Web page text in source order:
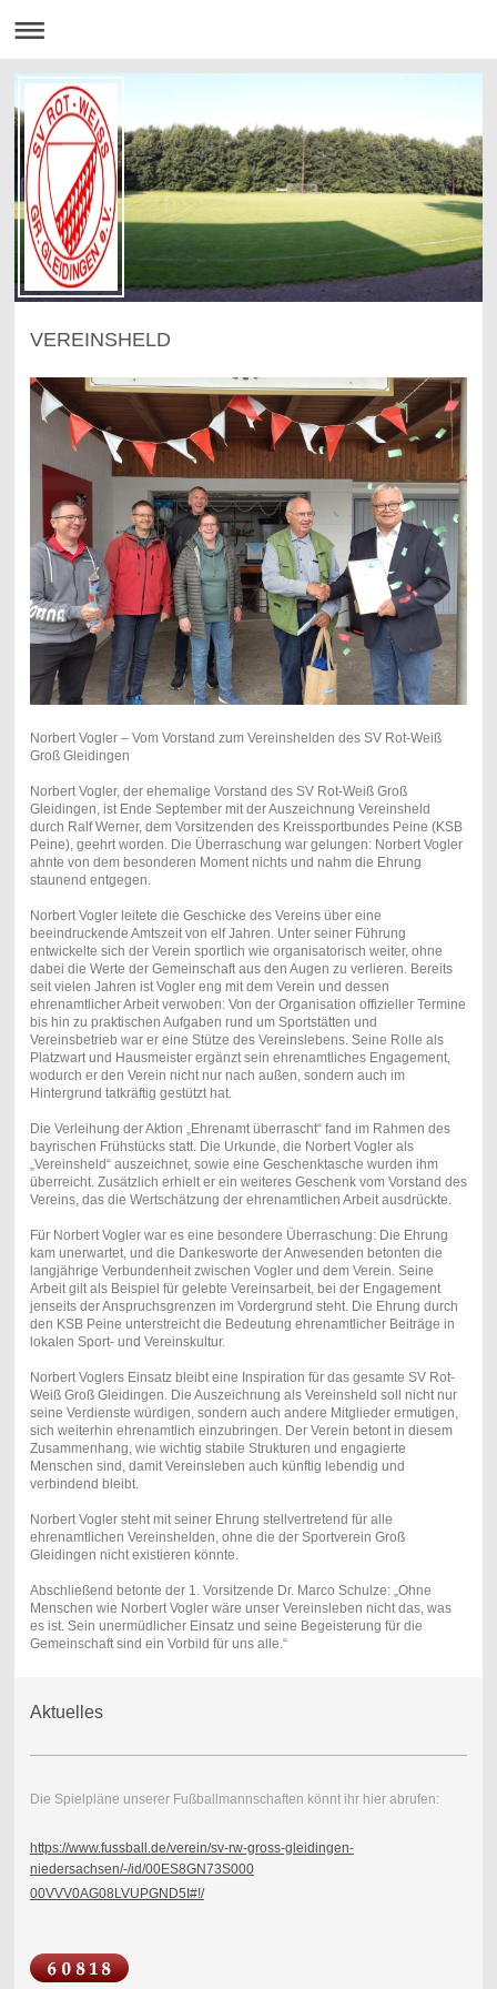
VEREINSHELD
Norbert Vogler – Vom Vorstand zum Vereinshelden des SV Rot-Weiß
Groß Gleidingen
Norbert Vogler, der ehemalige Vorstand des SV Rot-Weiß Groß
Gleidingen, ist Ende September mit der Auszeichnung Vereinsheld
durch Ralf Werner, dem Vorsitzenden des Kreissportbundes Peine (KSB
Peine), geehrt worden. Die Überraschung war gelungen: Norbert Vogler
ahnte von dem besonderen Moment nichts und nahm die Ehrung
staunend entgegen.
Norbert Vogler leitete die Geschicke des Vereins über eine
beeindruckende Amtszeit von elf Jahren. Unter seiner Führung
entwickelte sich der Verein sportlich wie organisatorisch weiter, ohne
dabei die Werte der Gemeinschaft aus den Augen zu verlieren. Bereits
seit vielen Jahren ist Vogler eng mit dem Verein und dessen
ehrenamtlicher Arbeit verwoben: Von der Organisation offizieller Termine
bis hin zu praktischen Aufgaben rund um Sportstätten und
Vereinsbetrieb war er eine Stütze des Vereinslebens. Seine Rolle als
Platzwart und Hausmeister ergänzt sein ehrenamtliches Engagement,
wodurch er den Verein nicht nur nach außen, sondern auch im
Hintergrund tatkräftig gestützt hat.
Die Verleihung der Aktion „Ehrenamt überrascht“ fand im Rahmen des
bayrischen Frühstücks statt. Die Urkunde, die Norbert Vogler als
„Vereinsheld“ auszeichnet, sowie eine Geschenktasche wurden ihm
überreicht. Zusätzlich erhielt er ein weiteres Geschenk vom Vorstand des
Vereins, das die Wertschätzung der ehrenamtlichen Arbeit ausdrückte.
Für Norbert Vogler war es eine besondere Überraschung: Die Ehrung
kam unerwartet, und die Dankesworte der Anwesenden betonten die
langjährige Verbundenheit zwischen Vogler und dem Verein. Seine
Arbeit gilt als Beispiel für gelebte Vereinsarbeit, bei der Engagement
jenseits der Anspruchsgrenzen im Vordergrund steht. Die Ehrung durch
den KSB Peine unterstreicht die Bedeutung ehrenamtlicher Beiträge in
lokalen Sport- und Vereinskultur.
Norbert Voglers Einsatz bleibt eine Inspiration für das gesamte SV Rot-
Weiß Groß Gleidingen. Die Auszeichnung als Vereinsheld soll nicht nur
seine Verdienste würdigen, sondern auch andere Mitglieder ermutigen,
sich weiterhin ehrenamtlich einzubringen. Der Verein betont in diesem
Zusammenhang, wie wichtig stabile Strukturen und engagierte
Menschen sind, damit Vereinsleben auch künftig lebendig und
verbindend bleibt.
Norbert Vogler steht mit seiner Ehrung stellvertretend für alle
ehrenamtlichen Vereinshelden, ohne die der Sportverein Groß
Gleidingen nicht existieren könnte.
Abschließend betonte der 1. Vorsitzende Dr. Marco Schulze: „Ohne
Menschen wie Norbert Vogler wäre unser Vereinsleben nicht das, was
es ist. Sein unermüdlicher Einsatz und seine Begeisterung für die
Gemeinschaft sind ein Vorbild für uns alle.“
Aktuelles
Die Spielpläne unserer Fußballmannschaften könnt ihr hier abrufen:
https://www.fussball.de/verein/sv-rw-gross-gleidingen-
niedersachsen/-/id/00ES8GN73S000
00VVV0AG08LVUPGND5I#!/